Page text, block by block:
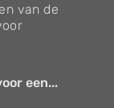
van de
een...